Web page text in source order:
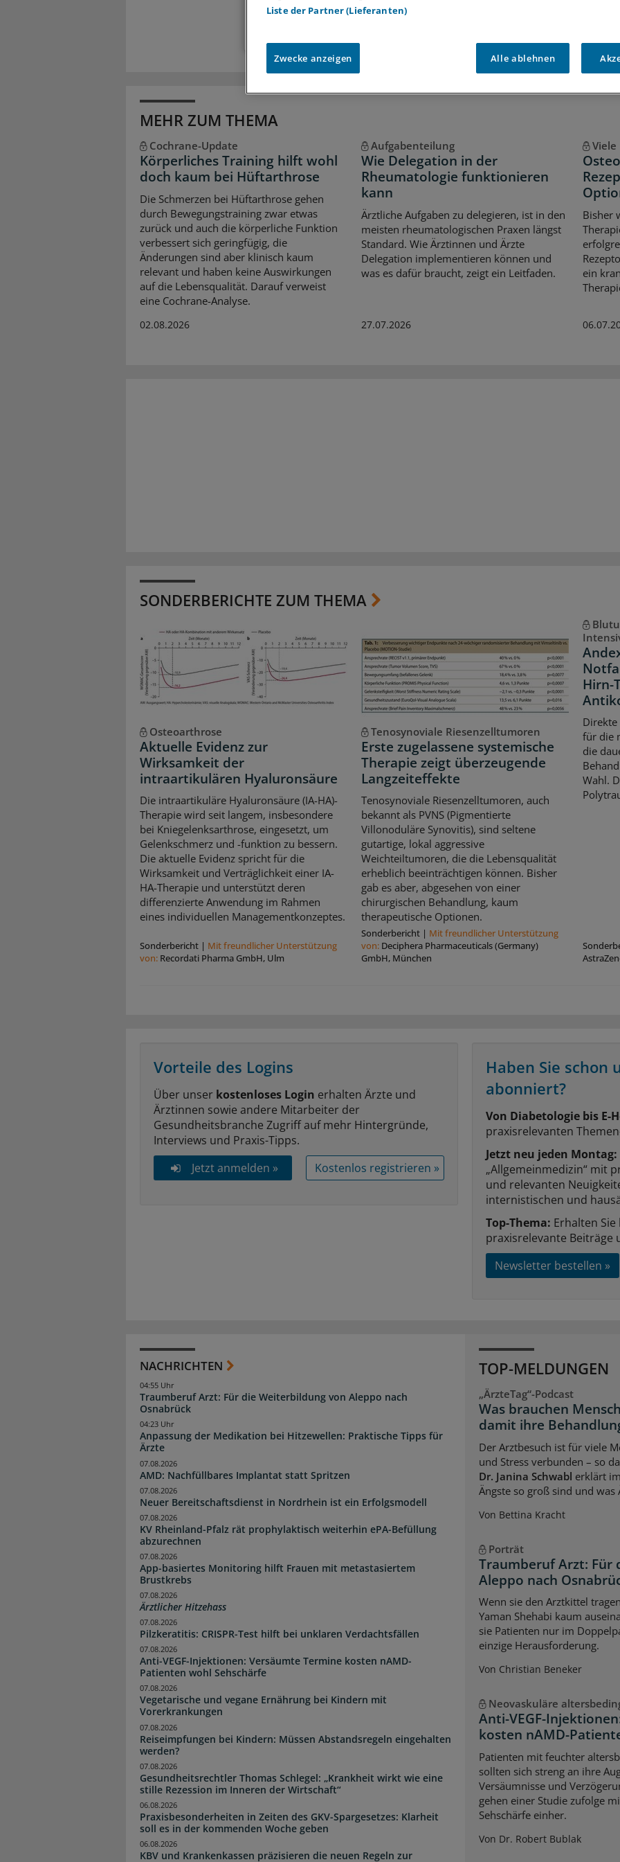
MEHR ZUM THEMA
Cochrane-Update
Körperliches Training hilft wohl
doch kaum bei Hüftarthrose
Die Schmerzen bei Hüftarthrose gehen
durch Bewegungstraining zwar etwas
zurück und auch die körperliche Funktion
verbessert sich geringfügig, die
Änderungen sind aber klinisch kaum
relevant und haben keine Auswirkungen
auf die Lebensqualität. Darauf verweist
eine Cochrane-Analyse.
02.08.2026
Aufgabenteilung
Wie Delegation in der
Rheumatologie funktionieren
kann
Ärztliche Aufgaben zu delegieren, ist in den
meisten rheumatologischen Praxen längst
Standard. Wie Ärztinnen und Ärzte
Delegation implementieren können und
was es dafür braucht, zeigt ein Leitfaden.
27.07.2026
Bisher
ein
SONDERBERICHTE ZUM THEMA
Osteoarthrose
Aktuelle Evidenz zur
Wirksamkeit der
intraartikulären Hyaluronsäure
Die intraartikuläre Hyaluronsäure (IA-HA)-
Therapie wird seit langem, insbesondere
bei Kniegelenksarthrose, eingesetzt, um
Gelenkschmerz und -funktion zu bessern.
Die aktuelle Evidenz spricht für die
Wirksamkeit und Verträglichkeit einer IA-
HA-Therapie und unterstützt deren
differenzierte Anwendung im Rahmen
eines individuellen Managementkonzeptes.
Sonderbericht | Mit freundlicher Unterstützung
von: Recordati Pharma GmbH, Ulm
Tenosynoviale Riesenzelltumoren
Erste zugelassene systemische
Therapie zeigt überzeugende
Langzeiteffekte
Tenosynoviale Riesenzelltumoren, auch
bekannt als PVNS (Pigmentierte
Villonoduläre Synovitis), sind seltene
gutartige, lokal aggressive
Weichteiltumoren, die die Lebensqualität
erheblich beeinträchtigen können. Bisher
gab es aber, abgesehen von einer
chirurgischen Behandlung, kaum
therapeutische Optionen.
Sonderbericht| Mit freundlicher Unterstützung
von: Deciphera Pharmaceuticals (Germany)
GmbH, München
Hirn-
Direkte
für die
die
Wahl.
Vorteile des Logins
Über unser kostenloses Login erhalten Ärzte und
Ärztinnen sowie andere Mitarbeiter der
Gesundheitsbranche Zugriff auf mehr Hintergründe,
Interviews und Praxis-Tipps.
Jetzt anmelden »
Kostenlos registrieren »
Haben Sie schon
abonniert?
Von Diabetologie bis E-
praxisrelevanten
Jetzt neu jeden Montag:
„Allgemeinmedizin“ mit
und relevanten
internistischen und
Top-Thema: Erhalten
praxisrelevante Beiträge
Newsletter bestellen »
NACHRICHTEN
Traumberuf Arzt: Für die Weiterbildung von Aleppo nach
Osnabrück
04:55 Uhr
Anpassung der Medikation bei Hitzewellen: Praktische Tipps für
Ärzte
04:23 Uhr
AMD: Nachfüllbares Implantat statt Spritzen
07.08.2026
Neuer Bereitschaftsdienst in Nordrhein ist ein Erfolgsmodell
07.08.2026
KV Rheinland-Pfalz rät prophylaktisch weiterhin ePA-Befüllung
abzurechnen
07.08.2026
App-basiertes Monitoring hilft Frauen mit metastasiertem
Brustkrebs
07.08.2026
Ärztlicher Hitzehass
07.08.2026
Pilzkeratitis: CRISPR-Test hilft bei unklaren Verdachtsfällen
07.08.2026
Anti-VEGF-Injektionen: Versäumte Termine kosten nAMD-
Patienten wohl Sehschärfe
07.08.2026
Vegetarische und vegane Ernährung bei Kindern mit
Vorerkrankungen
07.08.2026
Reiseimpfungen bei Kindern: Müssen Abstandsregeln eingehalten
werden?
07.08.2026
Gesundheitsrechtler Thomas Schlegel: „Krankheit wirkt wie eine
stille Rezession im Inneren der Wirtschaft“
07.08.2026
Praxisbesonderheiten in Zeiten des GKV-Spargesetzes: Klarheit
soll es in der kommenden Woche geben
06.08.2026
KBV und Krankenkassen präzisieren die neuen Regeln zur
06.08.2026
TOP-MELDUNGEN
„ÄrzteTag“-Podcast
Was brauchen
damit ihre
Der Arztbesuch ist für viele
und Stress verbunden – so
Dr. Janina Schwabl erklärt
Ängste so groß sind und
Von Bettina Kracht
Porträt
Traumberuf Arzt: Für
Aleppo nach
Wenn sie den Arztkittel
Yaman Shehabi kaum
sie Patienten nur im
einzige Herausforderung.
Von Christian Beneker
Neovaskuläre
Anti-VEGF-
kosten nAMD-
Patienten mit feuchter
sollten sich streng an ihre
Versäumnisse und
gehen einer Studie zufolge
Sehschärfe einher.
Von Dr. Robert Bublak
Liste der Partner (Lieferanten)
Zwecke anzeigen Alle ablehnen